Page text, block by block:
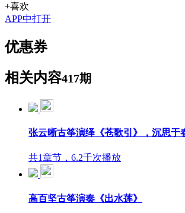
+喜欢
APP中打开
优惠券
相关内容417期
张云晰古筝演绎《苍歌引》，沉思于
共1章节，6.2千次播放
高百坚古筝演奏《出水莲》